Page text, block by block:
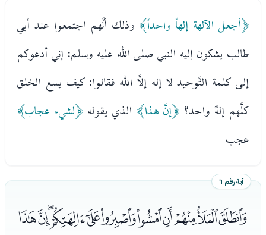
﴿أجعل الآلهة إلهاً واحداً﴾ وذلك أنَّهم اجتمعوا عند أبي
طالب يشكون إليه النبي صلى الله عليه وسلم: إني أدعوكم
إلى كلمة التَّوحيد لا إله إلاَّ الله فقالوا: كيف يسع الخلق
كلَّهم إلهٌ واحد؟ ﴿إنَّ هذا﴾ الذي يقوله﴿لشيء عجاب﴾
عجب
آية رقم ٦
ﭿﮀﮁﮂﮃﮄﮅﮆﮇﮈﮉ